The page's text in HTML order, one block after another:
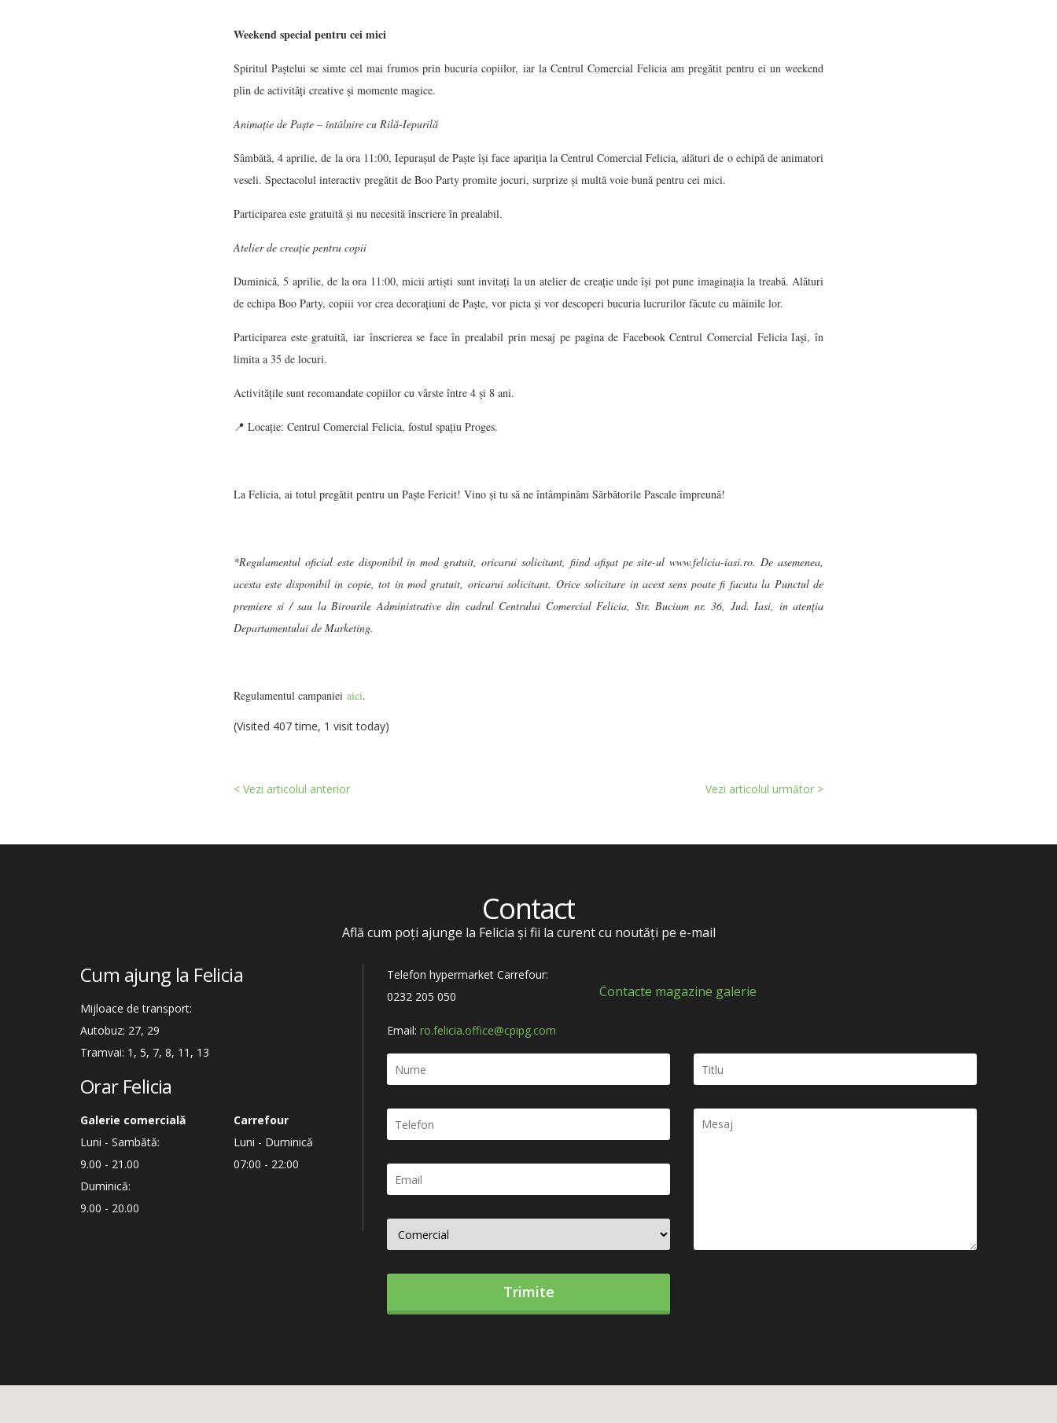
Weekend special pentru cei mici
Spiritul Paștelui se simte cel mai frumos prin bucuria copiilor, iar la Centrul Comercial Felicia am pregătit pentru ei un weekend
plin de activități creative și momente magice.
Animație de Paște – întâlnire cu Rilă-Iepurilă
Sâmbătă, 4 aprilie, de la ora 11:00, Iepurașul de Paște își face apariția la Centrul Comercial Felicia, alături de o echipă de animatori
veseli. Spectacolul interactiv pregătit de Boo Party promite jocuri, surprize și multă voie bună pentru cei mici.
Participarea este gratuită și nu necesită înscriere în prealabil.
Atelier de creație pentru copii
Duminică, 5 aprilie, de la ora 11:00, micii artiști sunt invitați la un atelier de creație unde își pot pune imaginația la treabă. Alături
de echipa Boo Party, copiii vor crea decorațiuni de Paște, vor picta și vor descoperi bucuria lucrurilor făcute cu mâinile lor.
Participarea este gratuită, iar înscrierea se face în prealabil prin mesaj pe pagina de Facebook Centrul Comercial Felicia Iași, în
limita a 35 de locuri.
Activitățile sunt recomandate copiilor cu vârste între 4 și 8 ani.
📍 Locație: Centrul Comercial Felicia, fostul spațiu Proges.
La Felicia, ai totul pregătit pentru un Paște Fericit! Vino și tu să ne întâmpinăm Sărbătorile Pascale împreună!
*Regulamentul oficial este disponibil in mod gratuit, oricarui solicitant, fiind afișat pe site-ul www.felicia-iasi.ro. De asemenea,
acesta este disponibil in copie, tot in mod gratuit, oricarui solicitant. Orice solicitare in acest sens poate fi facuta la Punctul de
premiere si / sau la Birourile Administrative din cadrul Centrului Comercial Felicia, Str. Bucium nr. 36, Jud. Iasi, in atenția
Departamentului de Marketing.
Regulamentul campaniei aici.
(Visited 407 time, 1 visit today)
< Vezi articolul anterior Vezi articolul următor >
Contact
Află cum poți ajunge la Felicia și fii la curent cu noutăți pe e-mail
Cum ajung la Felicia
Mijloace de transport:
Autobuz: 27, 29
Tramvai: 1, 5, 7, 8, 11, 13
Orar Felicia
Galerie comercială
Luni - Sambătă:
9.00 - 21.00
Duminică:
9.00 - 20.00
Carrefour
Luni - Duminică
07:00 - 22:00
Telefon hypermarket Carrefour:
0232 205 050
Contacte magazine galerie
Email: ro.felicia.office@cpipg.com
Trimite